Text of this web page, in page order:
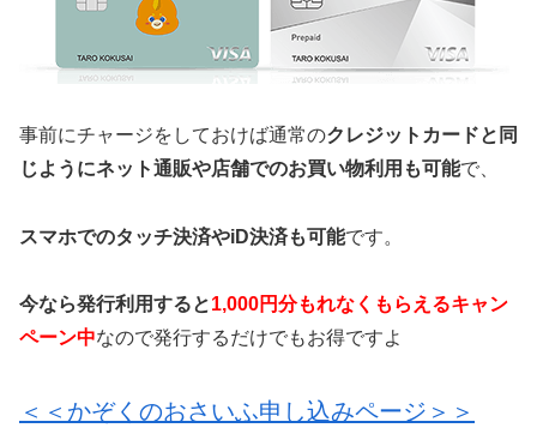
事前にチャージをしておけば通常のクレジットカードと同
じようにネット通販や店舗でのお買い物利用も可能で、
スマホでのタッチ決済やiD決済も可能です。
今なら発行利用すると1,000円分もれなくもらえるキャン
ペーン中なので発行するだけでもお得ですよ
＜＜かぞくのおさいふ申し込みページ＞＞